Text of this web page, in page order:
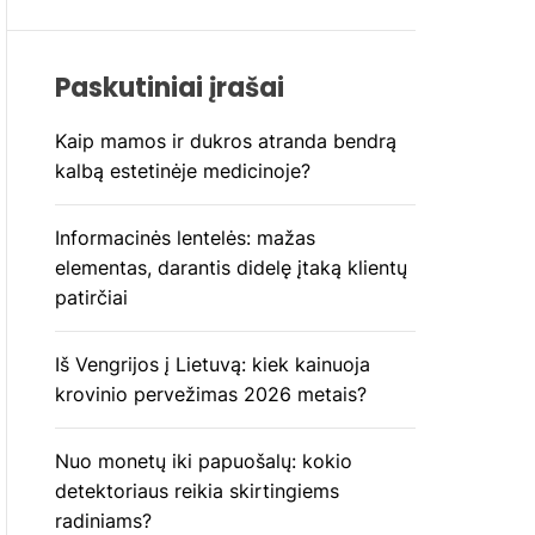
Paskutiniai įrašai
Kaip mamos ir dukros atranda bendrą
kalbą estetinėje medicinoje?
Informacinės lentelės: mažas
elementas, darantis didelę įtaką klientų
patirčiai
Iš Vengrijos į Lietuvą: kiek kainuoja
krovinio pervežimas 2026 metais?
Nuo monetų iki papuošalų: kokio
detektoriaus reikia skirtingiems
radiniams?